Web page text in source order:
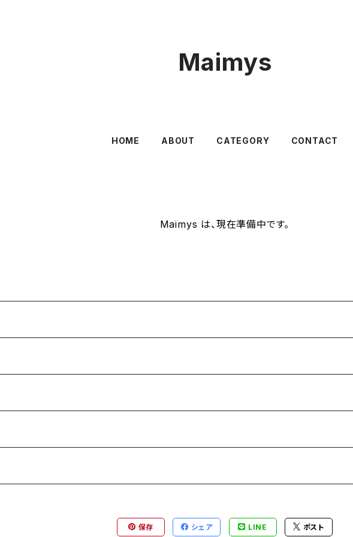
Maimys
HOME ABOUT CATEGORY CONTACT
Maimys は、現在準備中です。
保存 シェア LINE ポスト